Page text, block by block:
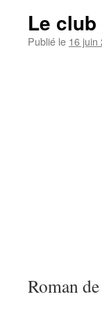
Le
Publié le 16 juin
Roman